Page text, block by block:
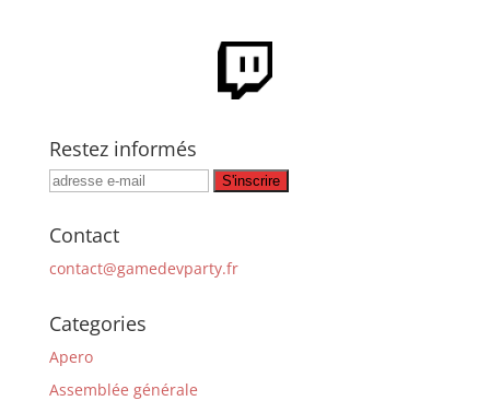
Restez informés
Contact
contact@gamedevparty.fr
Categories
Apero
Assemblée générale